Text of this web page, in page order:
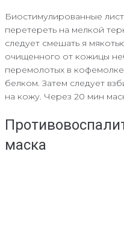
Биостимулированные
перетереть на мелкой
следует смешать я
очищенного от кожицы
перемолотых в
белком. Затем следует
на кожу. Через 20 мин
маска